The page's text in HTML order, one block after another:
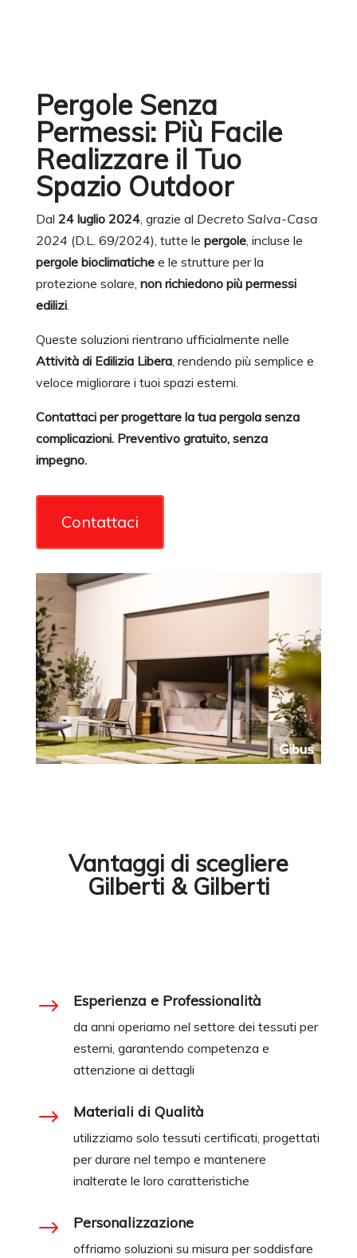
Pergole Senza
Permessi: Più Facile
Realizzare il Tuo
Spazio Outdoor
Dal 24 luglio 2024, grazie al Decreto Salva-Casa
2024 (D.L. 69/2024), tutte le pergole, incluse le
pergole bioclimatichee le strutture per la
protezione solare, non richiedono più permessi
edilizi.
Queste soluzioni rientrano ufficialmente nelle
Attività di Edilizia Libera, rendendo più semplice e
veloce migliorare i tuoi spazi esterni.
Contattaci per progettare la tua pergola senza
complicazioni. Preventivo gratuito, senza
impegno.
Contattaci
Vantaggi di scegliere
Gilberti & Gilberti
$ Esperienza e Professionalità
da anni operiamo nel settore dei tessuti per
esterni, garantendo competenza e
attenzione ai dettagli
$ Materiali di Qualità
utilizziamo solo tessuti certificati, progettati
per durare nel tempo e mantenere
inalterate le loro caratteristiche
$ Personalizzazione
offriamo soluzioni su misura per soddisfare